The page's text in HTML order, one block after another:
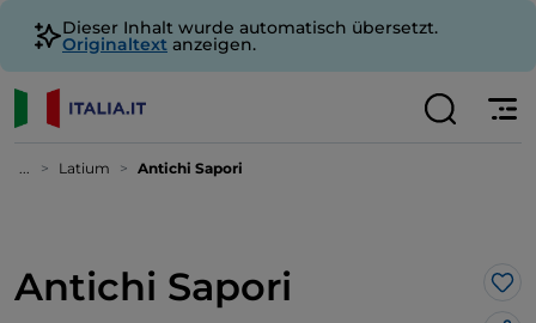
Dieser Inhalt wurde automatisch übersetzt.
Originaltext anzeigen.
... Latium Antichi Sapori
Antichi Sapori